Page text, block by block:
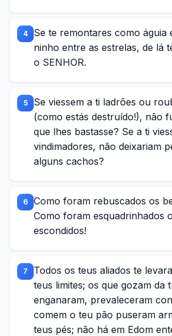
4
Se te remontares como águia
ninho entre as estrelas, de lá
o SENHOR.
5
Se viessem a ti ladrões ou
(como estás destruído!), não
que lhes bastasse? Se a ti
vindimadores, não deixariam
alguns cachos?
6
Como foram rebuscados os
Como foram esquadrinhados
escondidos!
7
Todos os teus aliados te
teus limites; os que gozam da
enganaram, prevaleceram
comem o teu pão puseram
teus pés; não há em Edom